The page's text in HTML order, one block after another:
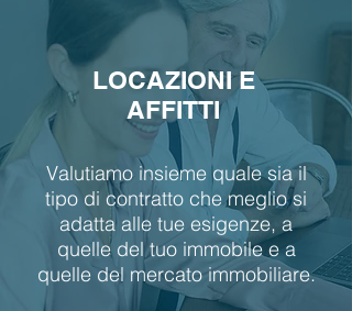
LOCAZIONI E
AFFITTI
Valutiamo insieme quale sia il
tipo di contratto che meglio si
adatta alle tue esigenze, a
quelle del tuo immobile e a
quelle del mercato immobiliare.